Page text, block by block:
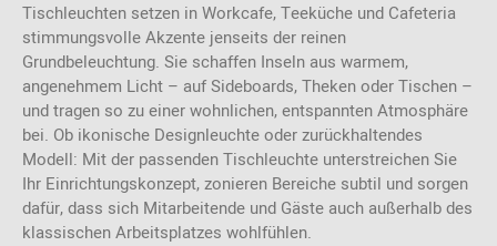
Tischleuchten setzen in Workcafe, Teeküche und Cafeteria
stimmungsvolle Akzente jenseits der reinen
Grundbeleuchtung. Sie schaffen Inseln aus warmem,
angenehmem Licht – auf Sideboards, Theken oder Tischen –
und tragen so zu einer wohnlichen, entspannten Atmosphäre
bei. Ob ikonische Designleuchte oder zurückhaltendes
Modell: Mit der passenden Tischleuchte unterstreichen Sie
Ihr Einrichtungskonzept, zonieren Bereiche subtil und sorgen
dafür, dass sich Mitarbeitende und Gäste auch außerhalb des
klassischen Arbeitsplatzes wohlfühlen.